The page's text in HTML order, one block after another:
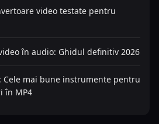
video testate pentru
în audio: Ghidul definitiv 2026
Cele mai bune instrumente pentru
în MP4